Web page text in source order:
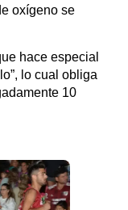
oxígeno se
hace especial
lo cual obliga
10